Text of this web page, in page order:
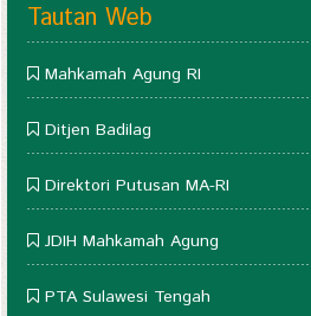
Tautan Web
Mahkamah Agung RI
Ditjen Badilag
Direktori Putusan MA-RI
JDIH Mahkamah Agung
PTA Sulawesi Tengah